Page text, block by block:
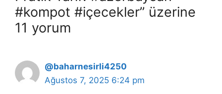
#kompot #içecekler” üzerine
11 yorum
@baharnesirli4250
Ağustos 7, 2025 6:24 pm